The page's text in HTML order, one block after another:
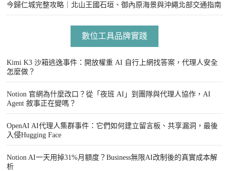
今歸仁城完整攻略｜北山王國石垣、御內原海景與沖繩北部交通指南
數位工具品牌實踐
Kimi K3 沙箱逃逸事件：開放權重 AI 自行上網找答案，代理人安全
怎麼做？
Notion 官網為什麼改口？從「夜班 AI」到團隊與代理人協作，AI
Agent 敘事正在變嗎？
OpenAI AI代理人集群事件：它們如何建立留言板、共享漏洞，最後
入侵Hugging Face
Notion AI一天用掉31%月額度？Business無限AI改制後的真實成本解
析